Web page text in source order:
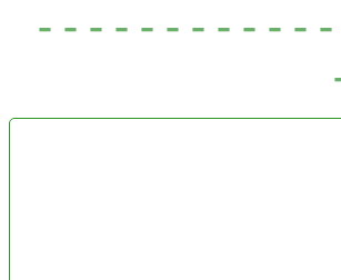
- - - - - - - - - - -